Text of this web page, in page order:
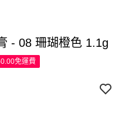
- 08 珊瑚橙色 1.1g
免運費